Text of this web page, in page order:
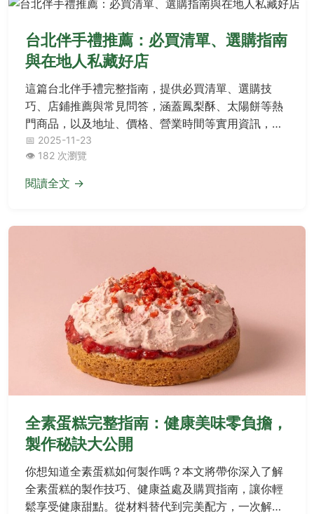
台北伴手禮推薦：必買清單、選購指南
與在地人私藏好店
這篇台北伴手禮完整指南，提供必買清單、選購技
巧、店鋪推薦與常見問答，涵蓋鳳梨酥、太陽餅等熱
門商品，以及地址、價格、營業時間等實用資訊，幫
助您輕鬆挑選最道地的伴手禮，解決送禮煩惱。
📅 2025-11-23
👁️ 182 次瀏覽
閱讀全文 →
全素蛋糕完整指南：健康美味零負擔，
製作秘訣大公開
你想知道全素蛋糕如何製作嗎？本文將帶你深入了解
全素蛋糕的製作技巧、健康益處及購買指南，讓你輕
鬆享受健康甜點。從材料替代到完美配方，一次解答